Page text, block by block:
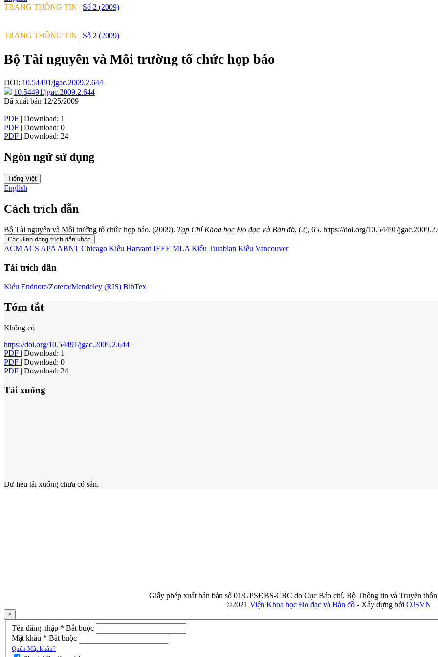
TRANG THÔNG TIN | Số 2 (2009)
TRANG THÔNG TIN | Số 2 (2009)
Bộ Tài nguyên và Môi trường tổ chức họp báo
DOI: 10.54491/jgac.2009.2.644
10.54491/jgac.2009.2.644
Đã xuất bản 12/25/2009
PDF
| Download: 1
PDF
| Download: 0
PDF
| Download: 24
Ngôn ngữ sử dụng
Tiếng Việt
English
Cách trích dẫn
Bộ Tài nguyên và Môi trường tổ chức họp báo. (2009). Tạp Chí Khoa học Đo đạc Và Bản đồ, (2), 65. https://doi.org/10.54491/
Các định dạng trích dẫn khác
ACM ACS APA ABNT Chicago Kiểu Harvard IEEE MLA Kiểu Turabian Kiểu Vancouver
Tải trích dẫn
Kiểu Endnote/Zotero/Mendeley (RIS) BibTex
Tóm tắt
Không có
https://doi.org/10.54491/jgac.2009.2.644
PDF | Download: 1
PDF | Download: 0
PDF | Download: 24
Tải xuống
Dữ liệu tải xuống chưa có sẵn.
Giấy phép xuất bản bản số 01/GPSĐBS-CBC do Cục Báo chí, Bộ Thông tin và Truyền
©2021 Viện Khoa học Đo đạc và Bản đồ- Xây dựng bởi OJSVN
×
Tên đăng nhập * Bắt buộc
Mật khẩu * Bắt buộc
Quên Mật khẩu?